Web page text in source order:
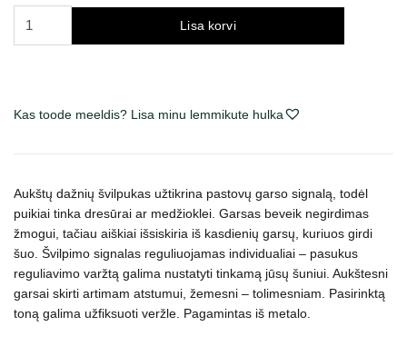
Lisa korvi
Kas toode meeldis? Lisa minu lemmikute hulka
Aukštų dažnių švilpukas užtikrina pastovų garso signalą, todėl
puikiai tinka dresūrai ar medžioklei. Garsas beveik negirdimas
žmogui, tačiau aiškiai išsiskiria iš kasdienių garsų, kuriuos girdi
šuo. Švilpimo signalas reguliuojamas individualiai – pasukus
reguliavimo varžtą galima nustatyti tinkamą jūsų šuniui. Aukštesni
garsai skirti artimam atstumui, žemesni – tolimesniam. Pasirinktą
toną galima užfiksuoti veržle. Pagamintas iš metalo.